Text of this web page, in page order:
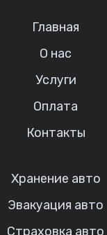
Главная
О нас
Услуги
Оплата
Контакты
Хранение авто
Эвакуация авто
Страховка авто